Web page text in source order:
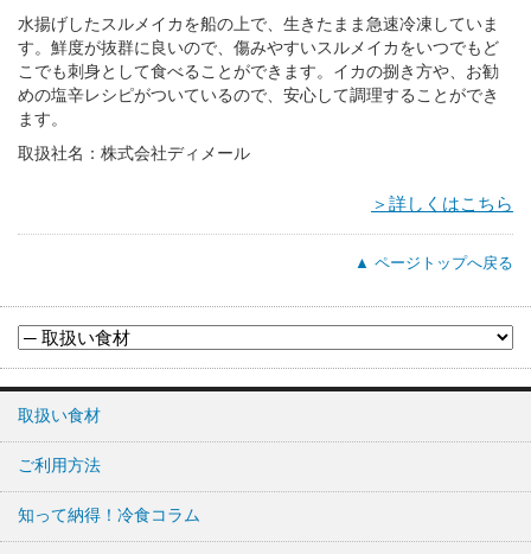
水揚げしたスルメイカを船の上で、生きたまま急速冷凍していま
す。鮮度が抜群に良いので、傷みやすいスルメイカをいつでもど
こでも刺身として食べることができます。イカの捌き方や、お勧
めの塩辛レシピがついているので、安心して調理することができ
ます。
取扱社名：株式会社ディメール
＞詳しくはこちら
▲ ページトップへ戻る
取扱い食材
ご利用方法
知って納得！冷食コラム